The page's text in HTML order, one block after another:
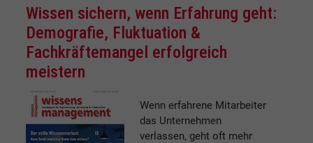
Wissen sichern, wenn Erfahrung geht:
Demografie, Fluktuation &
Fachkräftemangel erfolgreich
meistern
Wenn erfahrene Mitarbeiter
das Unternehmen
verlassen, geht oft mehr